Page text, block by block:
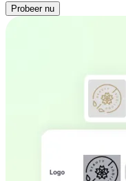
Probeer nu